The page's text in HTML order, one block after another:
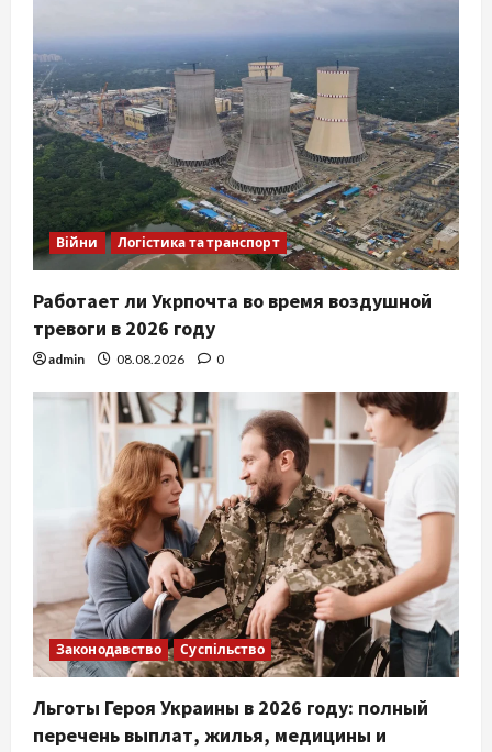
Війни Логістика та транспорт
Работает ли Укрпочта во время воздушной
тревоги в 2026 году
admin 08.08.2026 0
Законодавство Суспільство
Льготы Героя Украины в 2026 году: полный
перечень выплат, жилья, медицины и